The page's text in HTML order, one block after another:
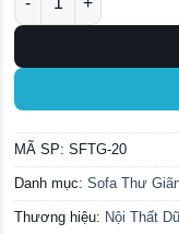
MÃ SP: SFTG-20
Danh mục: Sofa Thư
Thương hiệu: Nội Thất